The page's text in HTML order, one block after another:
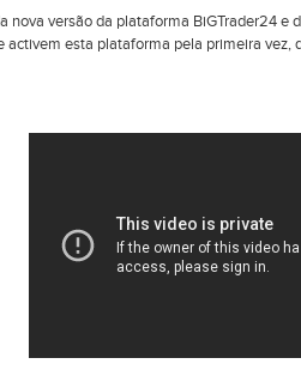
nova versão da plataforma BiGTrader24
activem esta plataforma pela primeira